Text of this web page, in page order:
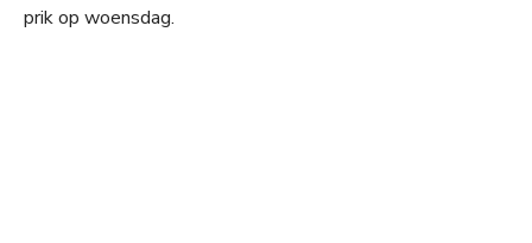
prik op woensdag.